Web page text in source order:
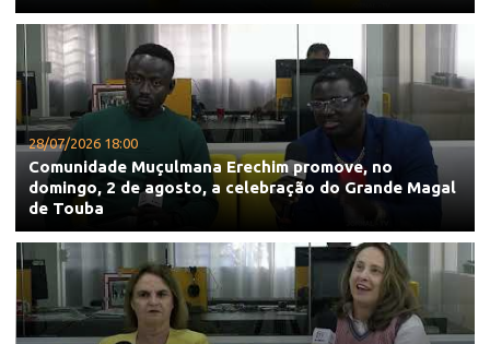
28/07/2026 18:00
Comunidade Muçulmana Erechim promove, no
domingo, 2 de agosto, a celebração do Grande Magal
de Touba